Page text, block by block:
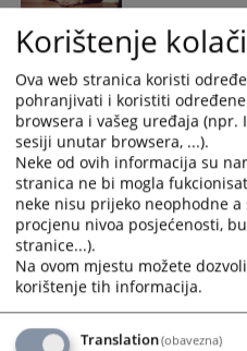
question
mark
key
to
get
the
keyboard
shortcuts
for
changing
dates.
mark
key
to
get
the
for
Almina Oruč je obavljala
privrednog suda u Istočnom
2021. godine kada je
ovog suda, pa sve do 2021.
Dragan
Dragan Borovčanin je
privrednog suda u Istočnom
2019. godine kada je
ovog suda, sve do 2021. godine.
Korištenje
Ova web stranica koristi
pohranjivati i koristiti
browsera i vašeg uređaja (npr.
sesiji unutar browsera, ...).
Neke od ovih informacija su
stranica ne bi mogla
neke nisu prijeko neophodne
procjenu nivoa posjećenosti,
stranice...).
Na ovom mjestu možete
korištenje tih informacija.
Translation(obavezna)